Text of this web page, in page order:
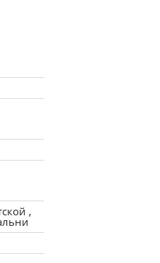
чтобы добавить
и вписывается в ваш
,